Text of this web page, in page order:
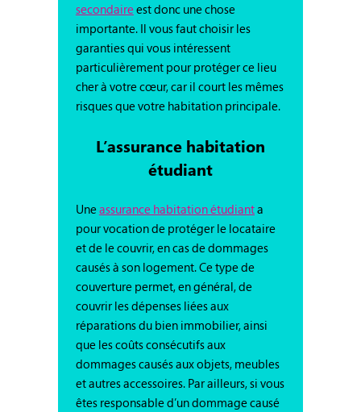
secondaireest donc une chose
importante. Il vous faut choisir les
garanties qui vous intéressent
particulièrement pour protéger ce lieu
cher à votre cœur, car il court les mêmes
risques que votre habitation principale.
L’assurance habitation
étudiant
Uneassurance habitation étudianta
pour vocation de protéger le locataire
et de le couvrir, en cas de dommages
causés à son logement. Ce type de
couverture permet, en général, de
couvrir les dépenses liées aux
réparations du bien immobilier, ainsi
que les coûts consécutifs aux
dommages causés aux objets, meubles
et autres accessoires. Par ailleurs, si vous
êtes responsable d’un dommage causé